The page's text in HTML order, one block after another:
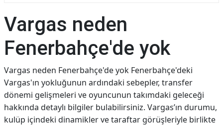
PROTEZ
PEELİNG
ERKEK
BAKIMI
CİLT
BAKIMI
Vargas neden
Fenerbahçe'de yok
Vargas neden Fenerbahçe'de yok Fenerbahçe'deki
Vargas'ın yokluğunun ardındaki sebepler, transfer
dönemi gelişmeleri ve oyuncunun takımdaki geleceği
hakkında detaylı bilgiler bulabilirsiniz. Vargas’ın durumu,
kulüp içindeki dinamikler ve taraftar görüşleriyle birlikte